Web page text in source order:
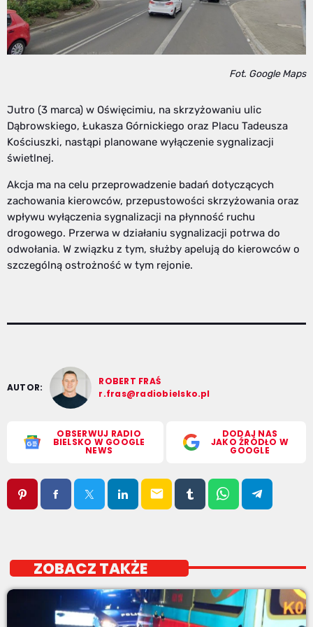
Fot. Google Maps
Jutro (3 marca) w Oświęcimiu, na skrzyżowaniu ulic
Dąbrowskiego, Łukasza Górnickiego oraz Placu Tadeusza
Kościuszki, nastąpi planowane wyłączenie sygnalizacji
świetlnej.
Akcja ma na celu przeprowadzenie badań dotyczących
zachowania kierowców, przepustowości skrzyżowania oraz
wpływu wyłączenia sygnalizacji na płynność ruchu
drogowego. Przerwa w działaniu sygnalizacji potrwa do
odwołania. W związku z tym, służby apelują do kierowców o
szczególną ostrożność w tym rejonie.
AUTOR:
ROBERT FRAŚ
r.fras@radiobielsko.pl
OBSERWUJ RADIO
BIELSKO W GOOGLE
NEWS
DODAJ NAS
JAKO ŹRÓDŁO W
GOOGLE
email
ZOBACZ TAKŻE